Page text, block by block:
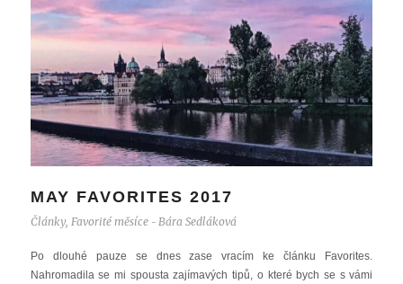
MAY FAVORITES 2017
Články, Favorité měsíce - Bára Sedláková
Po dlouhé pauze se dnes zase vracím ke článku Favorites.
Nahromadila se mi spousta zajímavých tipů, o které bych se s vámi